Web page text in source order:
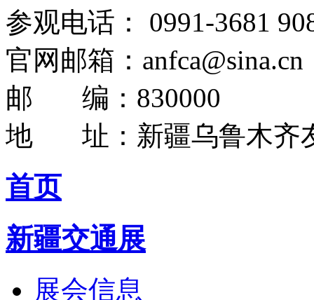
参观电话： 0991-
官网邮箱：anfca@sina.cn
邮 编：830000
地 址：新疆乌鲁木齐
首页
新疆交通展
展会信息